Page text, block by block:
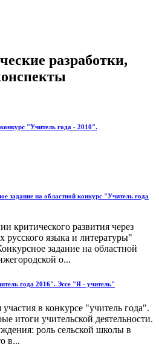
разработки,
"Учитель года - 2010".
задание на областной конкурс "Учитель года
критического развития через
русского языка и литературы"
задание на областной
о...
года 2016". Эссе "Я - учитель"
в конкурсе "учитель года".
итоги учительской деятельности.
роль сельской школы в
в...